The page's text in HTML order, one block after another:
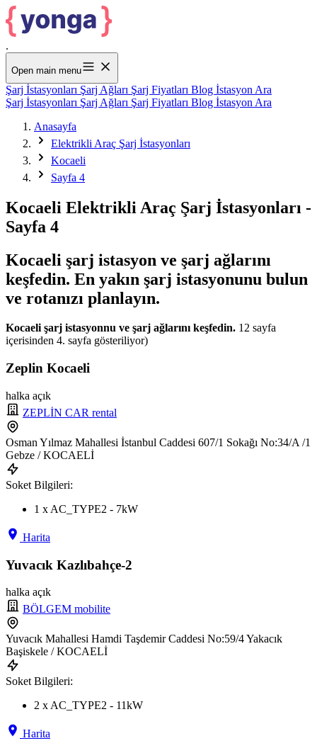
.
Open main menu
Şarj İstasyonları Şarj Ağları Şarj Fiyatları Blog İstasyon Ara
Şarj İstasyonları Şarj Ağları Şarj Fiyatları Blog İstasyon Ara
Anasayfa
Elektrikli Araç Şarj İstasyonları
Kocaeli
Sayfa 4
Kocaeli Elektrikli Araç Şarj İstasyonları -
Sayfa 4
Kocaeli şarj istasyon ve şarj ağlarını
keşfedin. En yakın şarj istasyonunu bulun
ve rotanızı planlayın.
Kocaeli şarj istasyonnu ve şarj ağlarını keşfedin. 12 sayfa
içerisinden 4. sayfa gösteriliyor)
Zeplin Kocaeli
halka açık
ZEPLİN CAR rental
Osman Yılmaz Mahallesi İstanbul Caddesi 607/1 Sokağı No:34/A /1
Gebze / KOCAELİ
Soket Bilgileri:
1 x AC_TYPE2 - 7kW
Harita
Yuvacık Kazlıbahçe-2
halka açık
BÖLGEM mobilite
Yuvacık Mahallesi Hamdi Taşdemir Caddesi No:59/4 Yakacık
Başiskele / KOCAELİ
Soket Bilgileri:
2 x AC_TYPE2 - 11kW
Harita